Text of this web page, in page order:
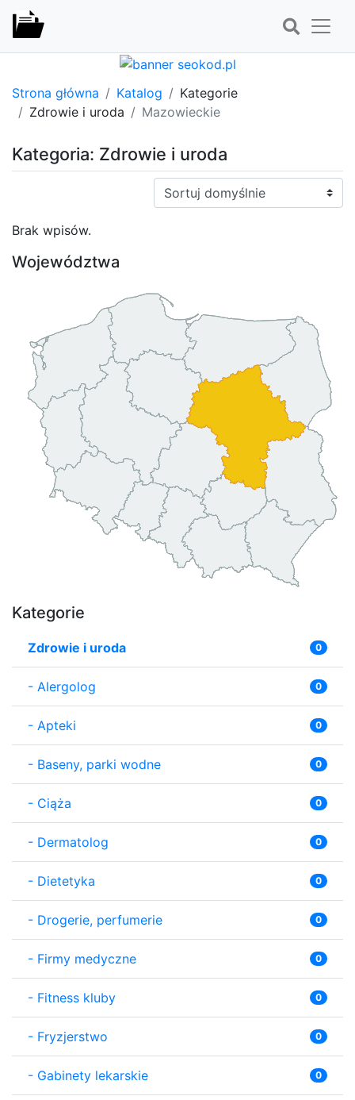
Strona główna Katalog
Kategorie
Zdrowie i uroda
Mazowieckie
Kategoria: Zdrowie i uroda
Sortuj:
Brak wpisów.
Województwa
Kategorie
Zdrowie i uroda 0
- Alergolog 0
- Apteki 0
- Baseny, parki wodne 0
- Ciąża 0
- Dermatolog 0
- Dietetyka 0
- Drogerie, perfumerie 0
- Firmy medyczne 0
- Fitness kluby 0
- Fryzjerstwo 0
- Gabinety lekarskie 0